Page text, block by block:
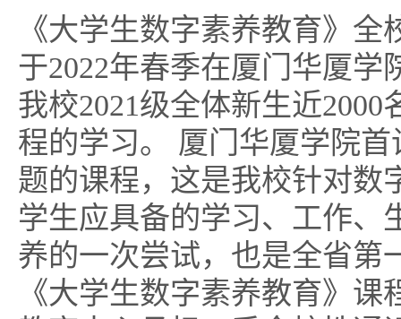
《大学生数字素养教育》全
于2022年春季在厦门华厦学
我校2021级全体新生近2000
程的学习。 厦门华厦学院首
题的课程，这是我校针对数
学生应具备的学习、工作、
养的一次尝试，也是全省第
《大学生数字素养教育》课